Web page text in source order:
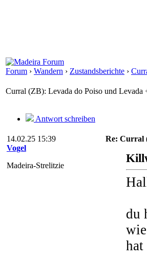
Forum › Wandern › Zustandsberichte ›
Curral (ZB): Levada do Poiso und Levada
Antwort schreiben
14.02.25 15:39
Vogel
Madeira-Strelitzie
Re: Curral
du
hat